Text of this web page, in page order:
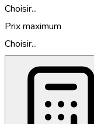
Choisir...
Prix maximum
Choisir...